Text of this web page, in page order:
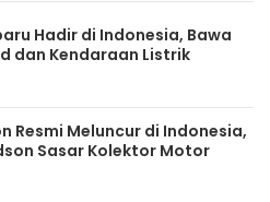
Hadir di Indonesia, Bawa
dan Kendaraan Listrik
Resmi Meluncur di Indonesia,
Sasar Kolektor Motor